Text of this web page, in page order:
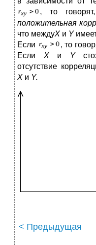
, то
положительная
что междуX и Y
Если
, то
Если
Xи Y
отсутствие
X и Y.
< Предыдущая